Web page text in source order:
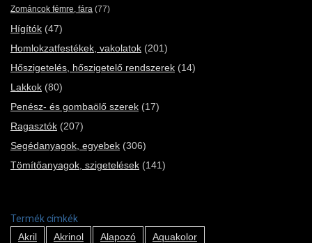
Zománcok fémre, fára (77)
Hígítók (47)
Homlokzatfestékek, vakolatok (201)
Hőszigetelés, hőszigetelő rendszerek (14)
Lakkok (80)
Penész- és gombaölő szerek (17)
Ragasztók (207)
Segédanyagok, egyebek (306)
Tömítőanyagok, szigetelések (141)
Termék címkék
Akril
Akrinol Alapozó
Aquakolor